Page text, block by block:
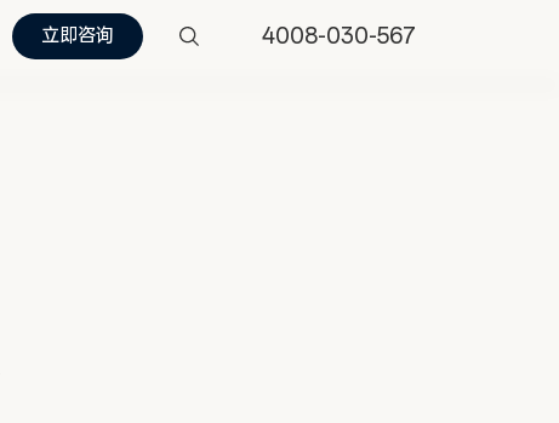
立即咨询 4008-030-567